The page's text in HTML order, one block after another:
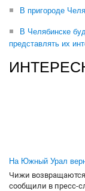
В пригороде
В Челябинске
представлять их
На Южный Урал
Чижи
сообщили в пресс-